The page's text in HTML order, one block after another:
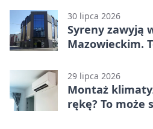
30 lipca 2026
Syreny zawyją
Mazowieckim.
29 lipca 2026
Montaż
rękę? To może